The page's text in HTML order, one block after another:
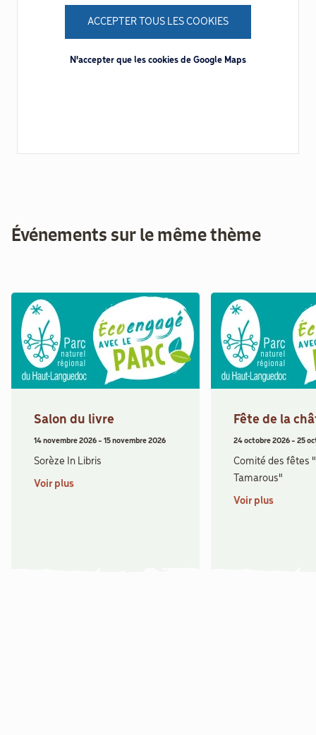
ACCEPTER TOUS LES COOKIES
N'accepter que les cookies de Google Maps
Événements sur le même thème
Salon du livre
14 novembre 2026- 15 novembre 2026
Sorèze In Libris
Voir plus
Fête de la
24 octobre 2026- 25
Comité des fêtes
Tamarous"
Voir plus